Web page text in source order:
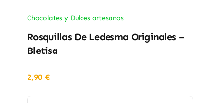
Chocolates y Dulces artesanos
Rosquillas De Ledesma Originales –
Bletisa
2,90€